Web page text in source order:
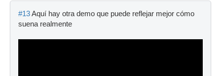
#13Aquí hay otra demo que puede reflejar mejor cómo
suena realmente